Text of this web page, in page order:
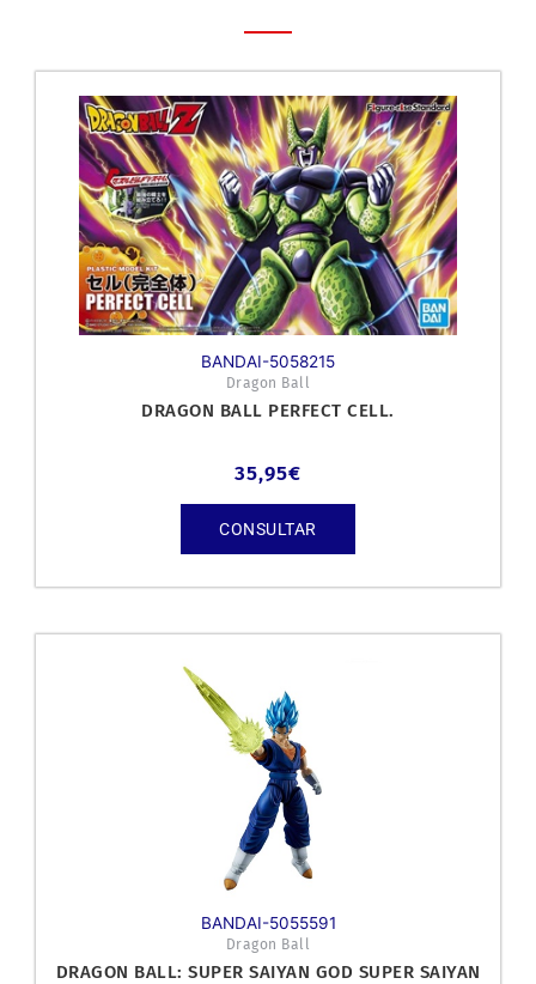
BANDAI-5058215
Dragon Ball
DRAGON BALL PERFECT CELL.
35,95€
CONSULTAR
BANDAI-5055591
Dragon Ball
DRAGON BALL: SUPER SAIYAN GOD SUPER SAIYAN